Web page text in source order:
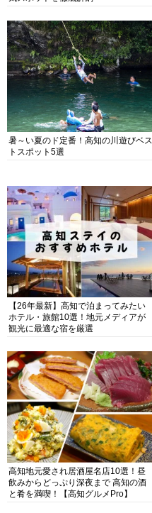
暑～い夏のド定番！高知の川遊びベス
トスポット5選
【26年最新】高知で泊まってみたい
ホテル・旅館10選！地元メディアが
観光に最適な宿を厳選
高知地元愛され居酒屋名店10選！昼
飲みからどっぷり深夜まで 高知の酒
と肴を満喫！【高知グルメPro】